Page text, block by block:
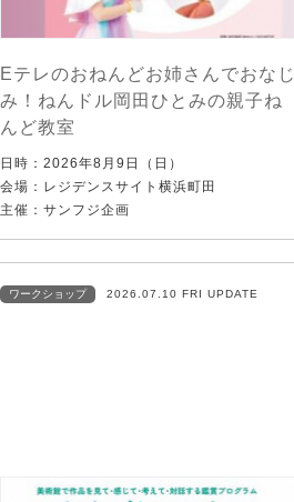
Eテレのおねんどお姉さんでおなじ
み！ねんドル岡田ひとみの親子ね
んど教室
日時：2026年8月9日（日）
会場：レジデンスサイト横浜町田
主催：サンフジ企画
ワークショップ 2026.07.10 FRI UPDATE